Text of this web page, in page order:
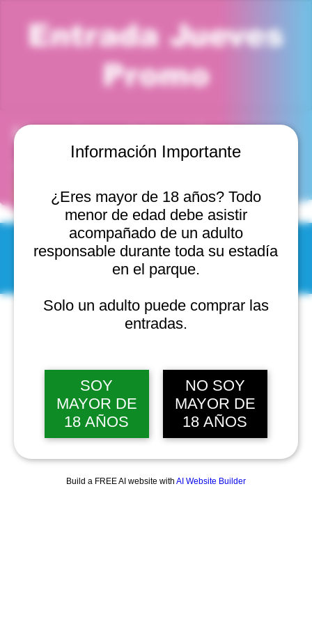
Información Importante
¿Eres mayor de 18 años? Todo
menor de edad debe asistir
acompañado de un adulto
responsable durante toda su estadía
en el parque.
Solo un adulto puede comprar las
entradas.
SOY
MAYOR DE
18 AÑOS
NO SOY
MAYOR DE
18 AÑOS
Build a FREE AI website with AI Website Builder
Entrada Jueves
Promo
Horario y ubicación
2541754 Viña del Mar, Valparaíso, Chile